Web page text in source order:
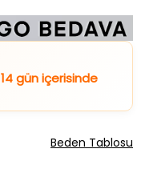
14 gün içerisinde
Beden Tablosu